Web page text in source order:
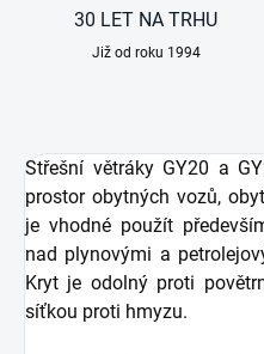
30 LET NA TRHU
Již od roku 1994
Střešní větráky GY20 a
prostor obytných vozů,
je vhodné použít
nad plynovými a
Kryt je odolný proti
síťkou proti hmyzu.